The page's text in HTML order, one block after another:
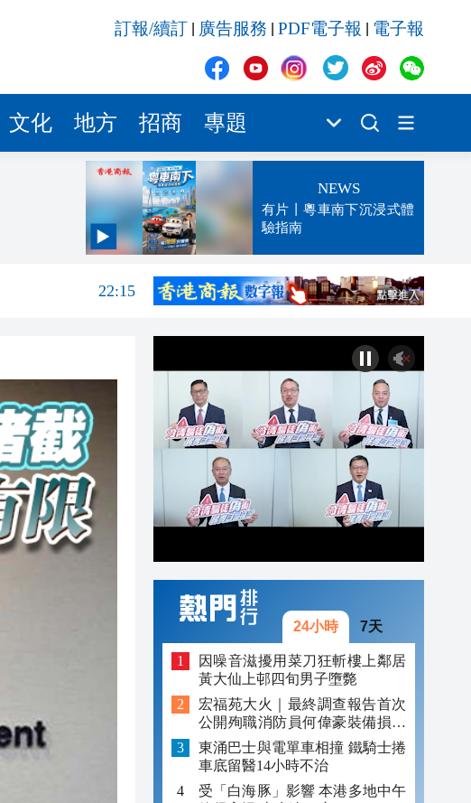
訂報/續訂 廣告服務 PDF電子報 電子報
文化 地方 招商 專題
NEWS
有片丨粵車南下沉浸式體
驗指南
22:18
表遺憾
身
24小時 7天
因噪音滋擾用菜刀狂斬樓上鄰居
黃大仙上邨四旬男子墮斃
宏福苑大火｜最終調查報告首次
公開殉職消防員何偉豪裝備損毀
照片
東涌巴士與電單車相撞 鐵騎士捲
車底留醫14小時不治
受「白海豚」影響 本港多地中午